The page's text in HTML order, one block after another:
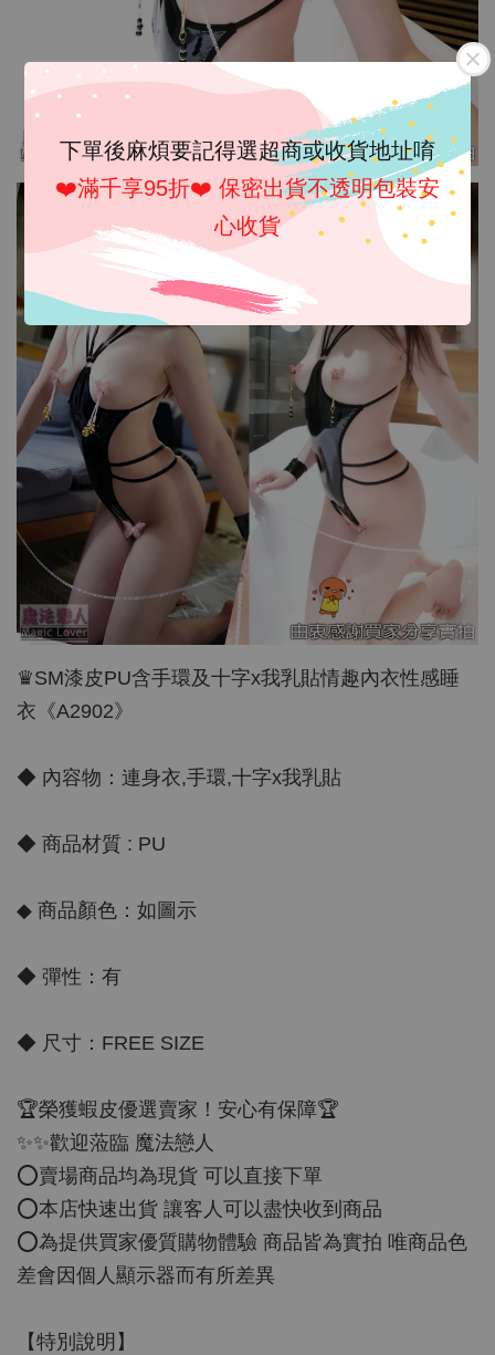
下單後麻煩要記得選超商或收貨地址唷
❤️滿千享95折❤️ 保密出貨不透明包裝安
心收貨
♛SM漆皮PU含手環及十字x我乳貼情趣內衣性感睡
衣《A2902》
◆ 內容物：連身衣,手環,十字x我乳貼
◆ 商品材質 : PU
◆ 商品顏色：如圖示
◆ 彈性：有
◆ 尺寸：FREE SIZE
🏆榮獲蝦皮優選賣家！安心有保障🏆
✨✨歡迎蒞臨 魔法戀人
⭕️賣場商品均為現貨 可以直接下單
⭕️本店快速出貨 讓客人可以盡快收到商品
⭕️為提供買家優質購物體驗 商品皆為實拍 唯商品色
差會因個人顯示器而有所差異
【特別說明】